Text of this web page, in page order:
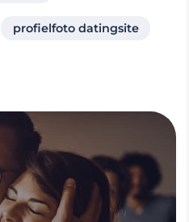
profielfoto datingsite